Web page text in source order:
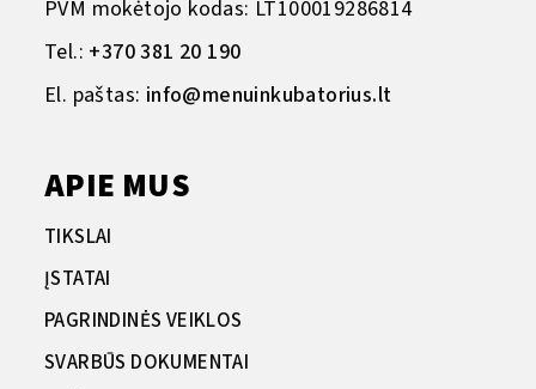
PVM mokėtojo kodas: LT100019286814
Tel.: +370 381 20 190
El. paštas: info@menuinkubatorius.lt
APIE MUS
TIKSLAI
ĮSTATAI
PAGRINDINĖS VEIKLOS
SVARBŪS DOKUMENTAI